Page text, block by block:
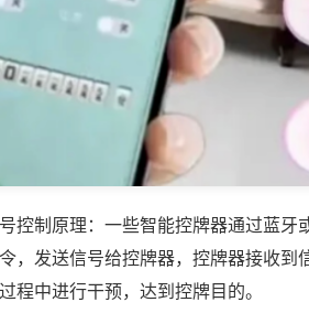
控制原理：一些智能控牌器通过蓝
，发送信号给控牌器，控牌器接收
程中进行干预，达到控牌目的。